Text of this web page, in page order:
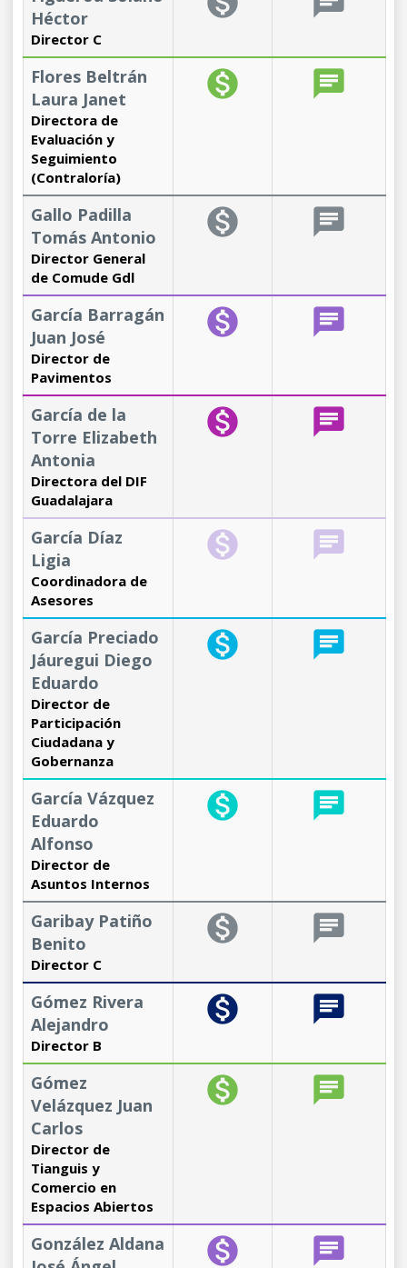
Héctor
Director C
Flores Beltrán
Laura Janet
Directora de
Evaluación y
Seguimiento
(Contraloría)
monetization_on chat
Gallo Padilla
Tomás Antonio
Director General
de Comude Gdl
monetization_on chat
García Barragán
Juan José
Director de
Pavimentos
monetization_on chat
García de la
Torre Elizabeth
Antonia
Directora del DIF
Guadalajara
monetization_on chat
García Díaz
Ligia
Coordinadora de
Asesores
monetization_on chat
García Preciado
Jáuregui Diego
Eduardo
Director de
Participación
Ciudadana y
Gobernanza
monetization_on chat
García Vázquez
Eduardo
Alfonso
Director de
Asuntos Internos
monetization_on chat
Garibay Patiño
Benito
Director C
monetization_on chat
Gómez Rivera
Alejandro
Director B
monetization_on chat
Gómez
Velázquez Juan
Carlos
Director de
Tianguis y
Comercio en
Espacios Abiertos
monetization_on chat
González Aldana
monetization_on chat